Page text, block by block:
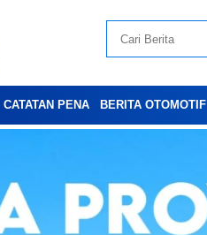
CATATAN PENA BERITA OTOMOTIF